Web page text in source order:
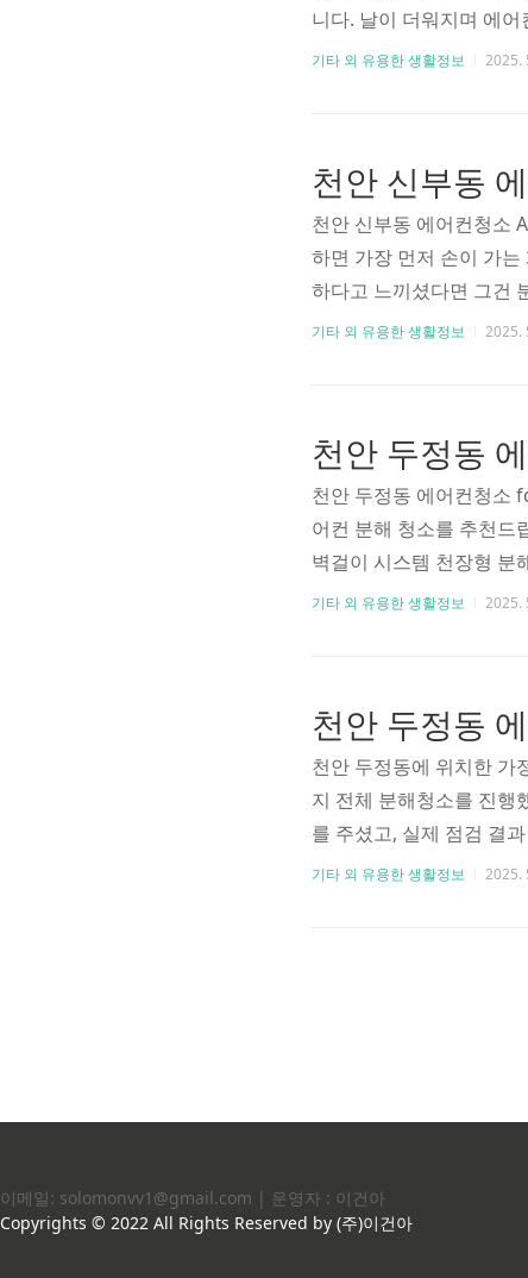
니다. 날이 더워지며 에
오염으로 인한 결로 현상
기타 외 유용한 생활정보 2025.
천안 신부동 에어컨청소
하면 가장 먼저 손이 가
하다고 느끼셨다면 그건
주셨고, 삼성 스탠드형 에
기타 외 유용한 생활정보 2025.
천안 두정동 에어컨청소
어컨 분해 청소를 추천드
벽걸이 시스템 천장형 분
약해졌다고 느끼신 적 있
기타 외 유용한 생활정보 2025.
천안 두정동에 위치한 가
지 전체 분해청소를 진행
를 주셨고, 실제 점검 결
과정, 그리고 작업 후 변
기타 외 유용한 생활정보 2025.
이메일: solomonvv1@gmail.com | 운영자 : 이건아
Copyrights © 2022 All Rights Reserved by (주)이건아